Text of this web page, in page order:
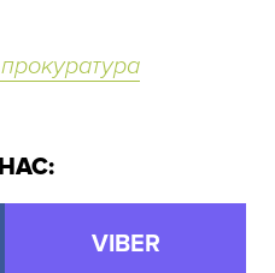
VIBER